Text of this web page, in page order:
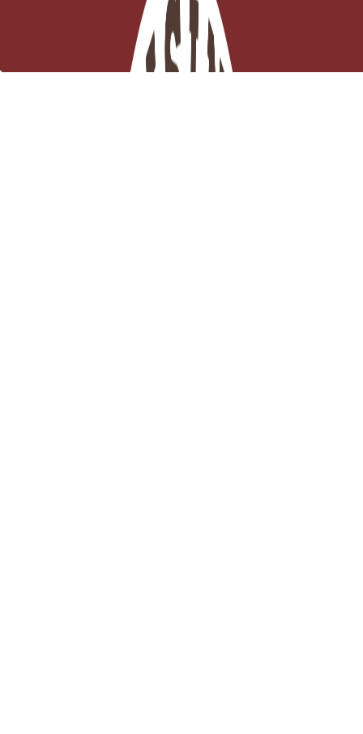
Hachoir à corde – découpe rapide et précise
EN STOCK - Click and collect 3H ou